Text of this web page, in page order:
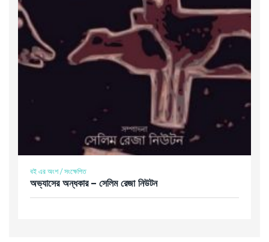
বই এর অংশ / সংক্ষেপিত
অভ্যাসের অন্ধকার – সেলিম রেজা নিউটন